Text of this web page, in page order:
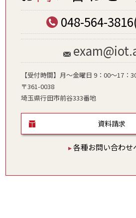
048-564-
【受付時間】月～金曜日 9：00～17：
〒361-0038
埼玉県行田市前谷333番地
資料請求
各種お問い合わせ